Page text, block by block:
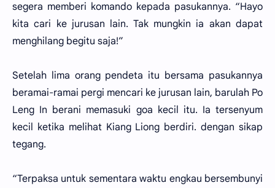
segera memberi komando kepada pasukannya. “Hayo
kita cari ke jurusan lain. Tak mungkin ia akan dapat
menghilang begitu saja!”
Setelah lima orang pendeta itu bersama pasukannya
beramai-ramai pergi mencari ke jurusan lain, barulah Po
Leng In berani memasuki goa kecil itu. Ia tersenyum
kecil ketika melihat Kiang Liong berdiri. dengan sikap
tegang.
“Terpaksa untuk sementara waktu engkau bersembunyi